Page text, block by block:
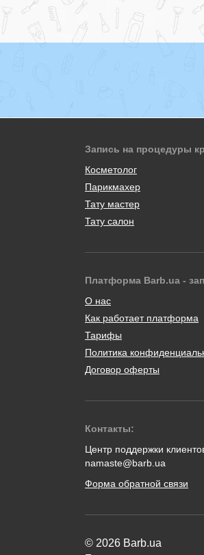
Запись на процедуры
Косметолог
Парикмахер
Тату мастер
Тату салон
Платформа Barb.ua -
О нас
Как работает платформа
Тарифы
Политика
Договор оферты
Контакты:
Центр поддержки
namaste@barb.ua
Форма обратной связи
© 2026 Barb.ua